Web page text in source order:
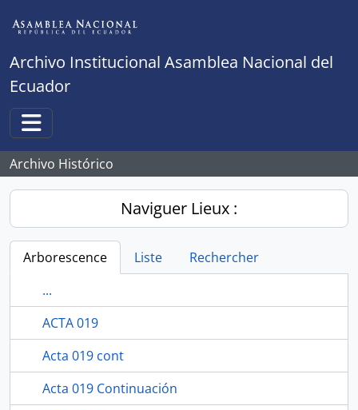
Archivo Institucional Asamblea Nacional del
Ecuador
Toggle navigation
Archivo Histórico
Naviguer Lieux :
Arborescence Liste
Rechercher
...
ACTA 019
Acta 019 cont
Acta 019 Continuación